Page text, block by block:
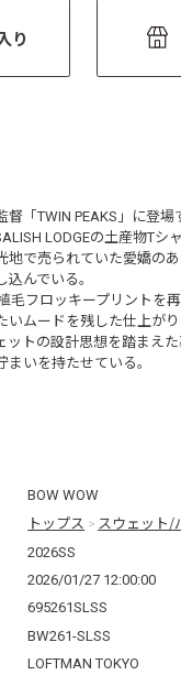
り
BOW WOW
トップス > スウェット/
2026SS
2026/01/27 12:00:00
695261SLSS
BW261-SLSS
LOFTMAN TOKYO
督「TWIN PEAKS」に登場
LODGEの土産物Tシ
地で売られていた愛嬌の
んでいる。
毛フロッキープリントを
ムードを残した仕上がり
ットの設計思想を踏まえ
いを持たせている。